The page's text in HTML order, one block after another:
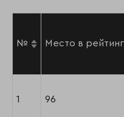
№ Место в
1 96